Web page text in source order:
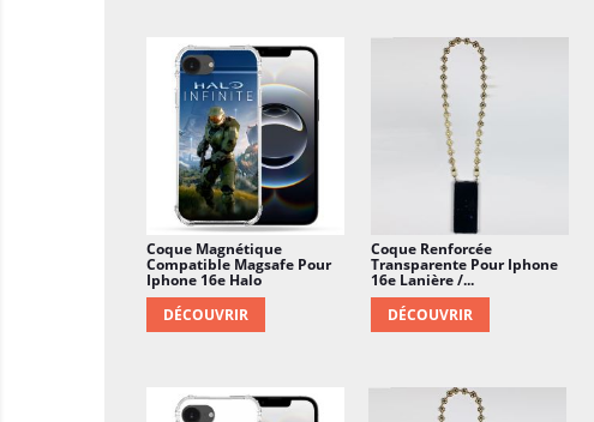
Coque Magnétique
Compatible Magsafe Pour
Iphone 16e Halo
DÉCOUVRIR
Coque Renforcée
Transparente Pour Iphone
16e Lanière /...
DÉCOUVRIR